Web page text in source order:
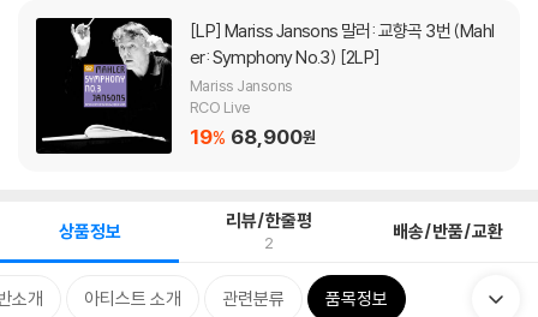
[LP]
er: Symphony No.3) [2LP]
Mariss Jansons
RCO Live
19% 68,900원
상품정보 리뷰/한줄평
2 배송/반품/교환
소개 아티스트 소개 관련분류 품목정보